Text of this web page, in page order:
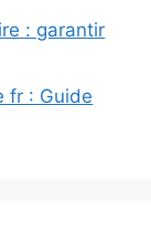
: garantir
fr : Guide